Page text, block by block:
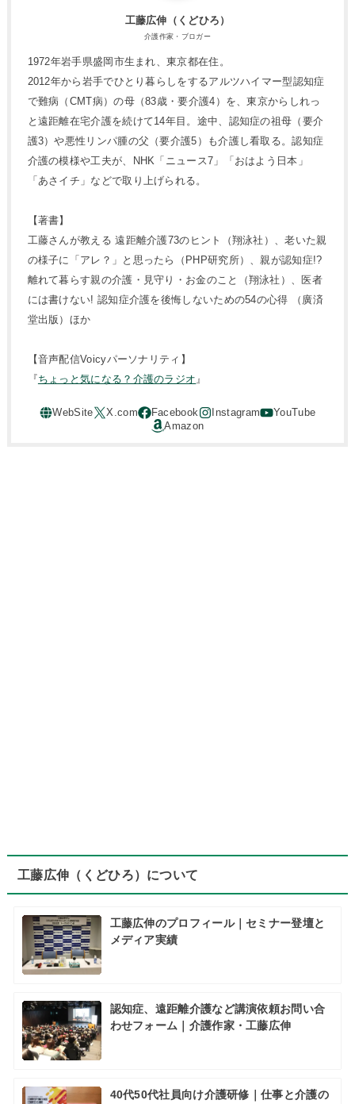
工藤広伸（くどひろ）
介護作家・ブロガー
1972年岩手県盛岡市生まれ、東京都在住。
2012年から岩手でひとり暮らしをするアルツハイマー型認知症
で難病（CMT病）の母（83歳・要介護4）を、東京からしれっ
と遠距離在宅介護を続けて14年目。途中、認知症の祖母（要介
護3）や悪性リンパ腫の父（要介護5）も介護し看取る。認知症
介護の模様や工夫が、NHK「ニュース7」「おはよう日本」
「あさイチ」などで取り上げられる。
【著書】
工藤さんが教える 遠距離介護73のヒント（翔泳社）、老いた親
の様子に「アレ？」と思ったら（PHP研究所）、親が認知症!?
離れて暮らす親の介護・見守り・お金のこと（翔泳社）、医者
には書けない! 認知症介護を後悔しないための54の心得 （廣済
堂出版）ほか
【音声配信Voicyパーソナリティ】
『ちょっと気になる？介護のラジオ』
工藤広伸（くどひろ）について
工藤広伸のプロフィール｜セミナー登壇と
メディア実績
認知症、遠距離介護など講演依頼お問い合
わせフォーム｜介護作家・工藤広伸
40代50代社員向け介護研修｜仕事と介護の